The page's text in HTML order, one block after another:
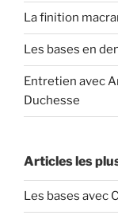
La finition
Les bases en
Entretien avec
Duchesse
Articles les
Les bases avec